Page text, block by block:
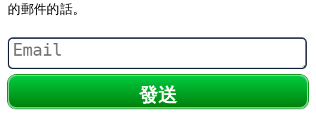
的郵件的話。
發送